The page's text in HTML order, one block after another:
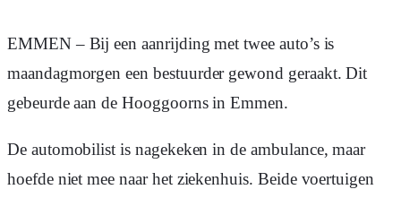
EMMEN – Bij een aanrijding met twee auto’s is
maandagmorgen een bestuurder gewond geraakt. Dit
gebeurde aan de Hooggoorns in Emmen.
De automobilist is nagekeken in de ambulance, maar
hoefde niet mee naar het ziekenhuis. Beide voertuigen